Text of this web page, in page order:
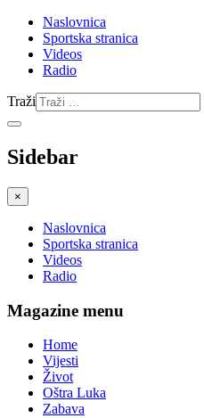
Naslovnica
Sportska stranica
Videos
Radio
Traži
Sidebar
×
Naslovnica
Sportska stranica
Videos
Radio
Magazine menu
Home
Vijesti
Život
Oštra Luka
Zabava